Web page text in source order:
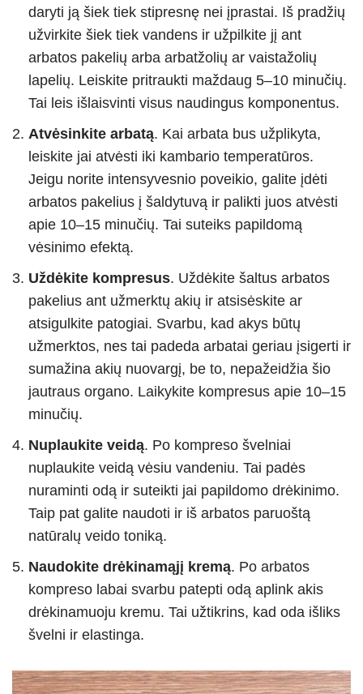
daryti ją šiek tiek stipresnę nei įprastai. Iš pradžių
užvirkite šiek tiek vandens ir užpilkite jį ant
arbatos pakelių arba arbatžolių ar vaistažolių
lapelių. Leiskite pritraukti maždaug 5–10 minučių.
Tai leis išlaisvinti visus naudingus komponentus.
Atvėsinkite arbatą. Kai arbata bus užplikyta,
leiskite jai atvėsti iki kambario temperatūros.
Jeigu norite intensyvesnio poveikio, galite įdėti
arbatos pakelius į šaldytuvą ir palikti juos atvėsti
apie 10–15 minučių. Tai suteiks papildomą
vėsinimo efektą.
Uždėkite kompresus. Uždėkite šaltus arbatos
pakelius ant užmerktų akių ir atsisėskite ar
atsigulkite patogiai. Svarbu, kad akys būtų
užmerktos, nes tai padeda arbatai geriau įsigerti ir
sumažina akių nuovargį, be to, nepažeidžia šio
jautraus organo. Laikykite kompresus apie 10–15
minučių.
Nuplaukite veidą. Po kompreso švelniai
nuplaukite veidą vėsiu vandeniu. Tai padės
nuraminti odą ir suteikti jai papildomo drėkinimo.
Taip pat galite naudoti ir iš arbatos paruoštą
natūralų veido toniką.
Naudokite drėkinamąjį kremą. Po arbatos
kompreso labai svarbu patepti odą aplink akis
drėkinamuoju kremu. Tai užtikrins, kad oda išliks
švelni ir elastinga.